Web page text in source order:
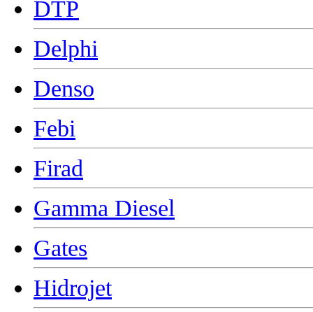
DTP
Delphi
Denso
Febi
Firad
Gamma Diesel
Gates
Hidrojet